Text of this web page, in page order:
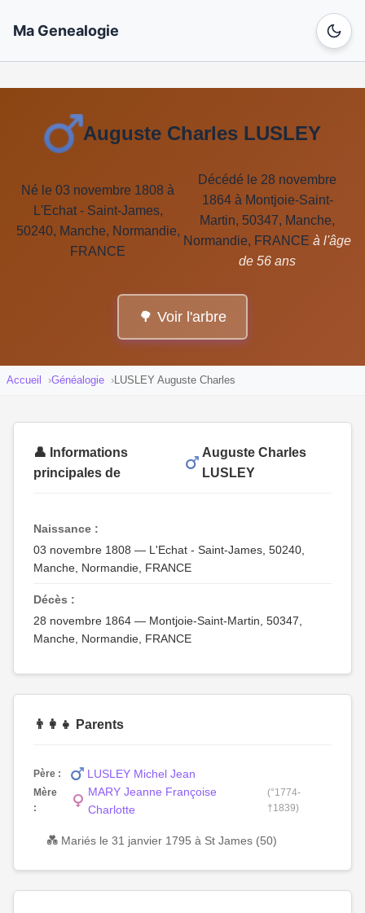
Ma Genealogie
Auguste Charles LUSLEY
Né le 03 novembre 1808 à
L'Echat - Saint-James,
50240, Manche, Normandie,
FRANCE
Décédé le 28 novembre
1864 à Montjoie-Saint-
Martin, 50347, Manche,
Normandie, FRANCE à l'âge
de 56 ans
🌳 Voir l'arbre
Accueil Généalogie LUSLEY Auguste Charles
👤 Informations
principales de
Auguste Charles
LUSLEY
Naissance :
03 novembre 1808 — L'Echat - Saint-James, 50240,
Manche, Normandie, FRANCE
Décès :
28 novembre 1864 — Montjoie-Saint-Martin, 50347,
Manche, Normandie, FRANCE
👨‍👩‍👧 Parents
Père : LUSLEY Michel Jean
Mère
:
MARY Jeanne Françoise
Charlotte
(°1774-
†1839)
💑 Mariés le 31 janvier 1795 à St James (50)